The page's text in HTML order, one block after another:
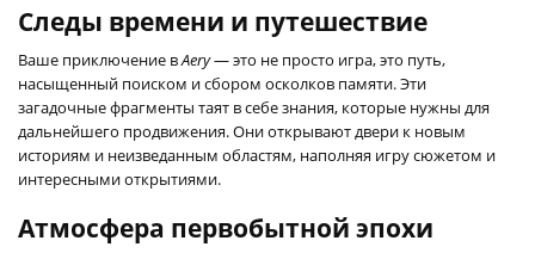
Следы времени и путешествие
Ваше приключение вAery— это не просто игра, это путь,
насыщенный поиском и сбором осколков памяти. Эти
загадочные фрагменты таят в себе знания, которые нужны для
дальнейшего продвижения. Они открывают двери к новым
историям и неизведанным областям, наполняя игру сюжетом и
интересными открытиями.
Атмосфера первобытной эпохи